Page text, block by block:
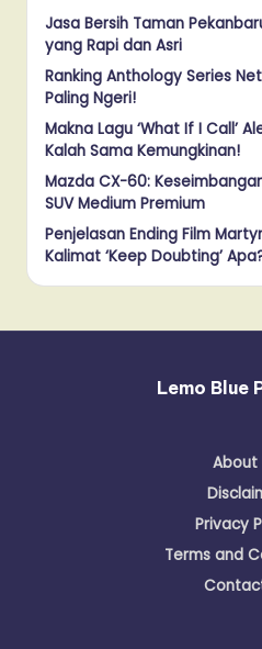
Jasa Bersih Taman
yang Rapi dan Asri
Ranking Anthology Series
Paling Ngeri!
Makna Lagu ‘What If I Call’
Kalah Sama Kemungkinan!
Mazda CX-60:
SUV Medium Premium
Penjelasan Ending Film
Kalimat ‘Keep Doubting’
Lemo Blue
About
Privacy
Terms and